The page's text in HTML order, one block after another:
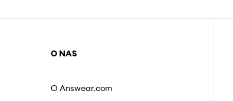
O NAS
O Answear.com